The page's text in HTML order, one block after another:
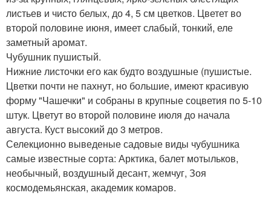
листьев и чисто белых, до 4, 5 см цветков. Цветет во
второй половине июня, имеет слабый, тонкий, еле
заметный аромат.
Чубушник пушистый.
Нижние листочки его как будто воздушные (пушистые.
Цветки почти не пахнут, но большие, имеют красивую
форму "Чашечки" и собраны в крупные соцветия по 5-10
штук. Цветут во второй половине июля до начала
августа. Куст высокий до 3 метров.
Селекционно выведеные садовые виды чубушника
самые известные сорта: Арктика, балет мотыльков,
необычный, воздушный десант, жемчуг, Зоя
космодемьянская, академик комаров.